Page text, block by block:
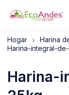
Hogar
Harina
Harina-integral-
Harina-